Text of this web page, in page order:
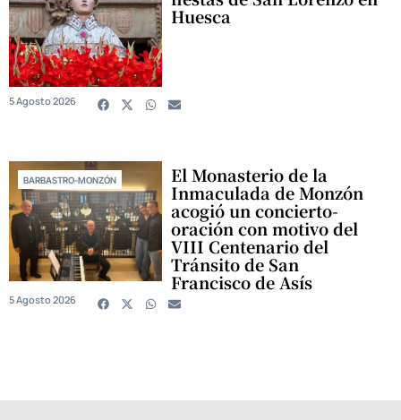
Huesca
5 Agosto 2026
BARBASTRO-MONZÓN El Monasterio de la
Inmaculada de Monzón
acogió un concierto-
oración con motivo del
VIII Centenario del
Tránsito de San
Francisco de Asís
5 Agosto 2026